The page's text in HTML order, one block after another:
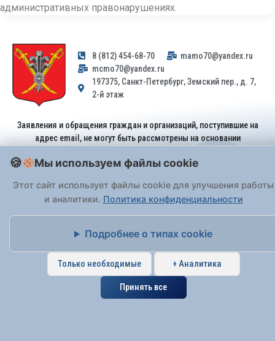
административных правонарушениях.
8 (812) 454-68-70
mamo70@yandex.ru
mcmo70@yandex.ru
197375, Санкт-Петербург, Земский пер., д. 7,
2-й этаж
Заявления и обращения граждан и организаций, поступившие на
адрес email, не могут быть рассмотрены на основании
принимаются только: по почте, черезпортал «Госуслуги» (ЕПГУ)
Мы используем файлы cookie
Этот сайт использует файлы cookie для улучшения работы
и аналитики. Политика конфиденциальности
Подробнее о типах cookie
Только необходимые + Аналитика
Принять все